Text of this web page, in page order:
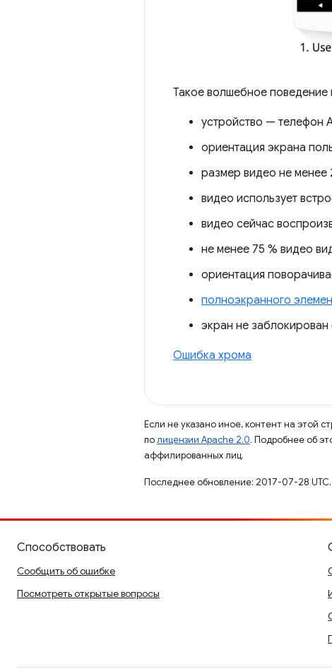
Такое волшебное поведение
устройство — телефон
ориентация экрана
размер видео не менее
видео использует
видео сейчас
не менее 75 % видео
ориентация
полноэкранного
экран не
Ошибка хрома
Если не указано иное, контент на этой
полицензии Apache 2.0. Подробнее об
аффилированных лиц.
Последнее обновление: 2017-07-28 UTC.
Способствовать
Сообщить об ошибке
Посмотреть открытые вопросы